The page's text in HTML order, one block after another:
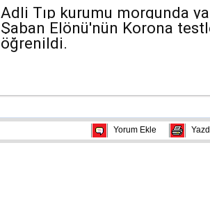
Adli Tıp kurumu morgunda
Şaban Elönü'nün Korona
öğrenildi.
Yorum Ekle